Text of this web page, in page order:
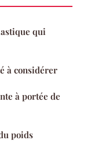
qui
à considérer
à portée de
poids